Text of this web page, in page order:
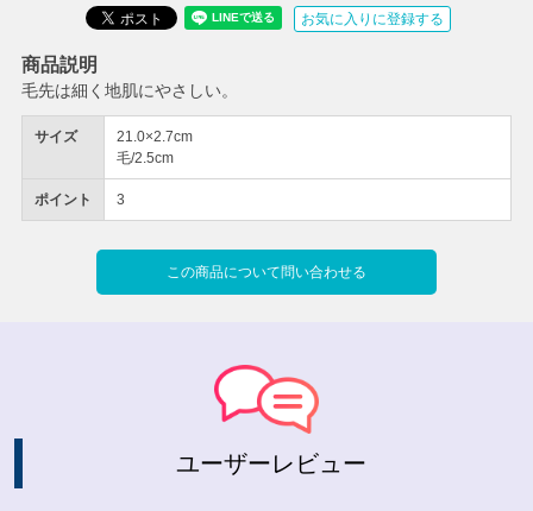
サイズ
21.0×2.7cm
毛/2.5cm
ポイント 3
お気に入りに登録する
この商品について問い合わせる
商品説明
毛先は細く地肌にやさしい。
ユーザーレビュー